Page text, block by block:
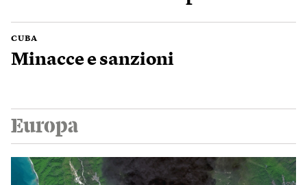
CUBA
Minacce e sanzioni
Europa